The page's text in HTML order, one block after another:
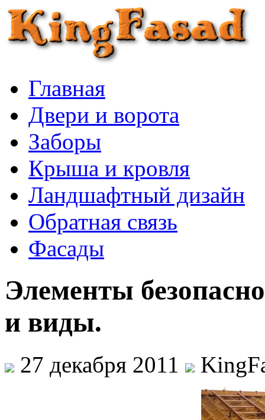
Главная
Двери и ворота
Заборы
Крыша и кровля
Ландшафтный дизайн
Обратная связь
Фасады
Элементы
и виды.
27 декабря 2011